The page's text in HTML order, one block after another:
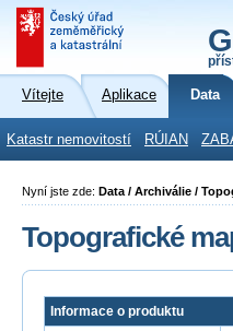
Vítejte Aplikace Data
Katastr nemovitostí RÚIAN
Nyní jste zde: Data / Archiválie /
Topografické
Informace o produktu